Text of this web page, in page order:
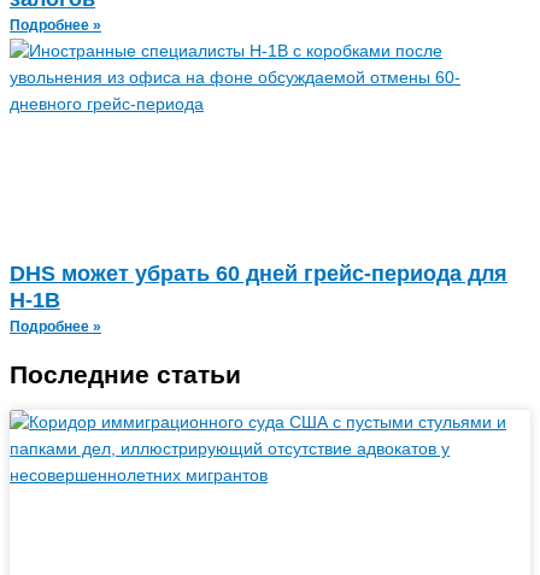
Подробнее »
DHS может убрать 60 дней грейс-периода для
H‑1B
Подробнее »
Последние статьи